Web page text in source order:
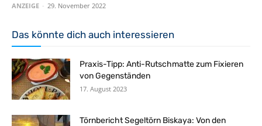
ANZEIGE - 29. November 2022
Das könnte dich auch interessieren
Praxis-Tipp: Anti-Rutschmatte zum Fixieren
von Gegenständen
17. August 2023
Törnbericht Segeltörn Biskaya: Von den